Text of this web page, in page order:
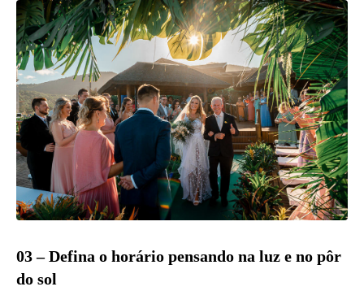
03 – Defina o horário pensando na luz e no pôr
do sol